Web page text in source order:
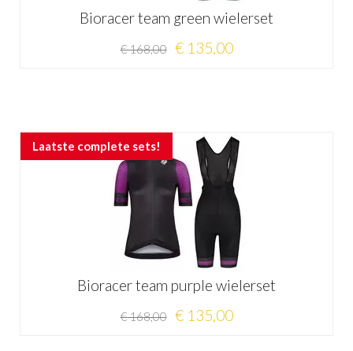
Bioracer team green wielerset
€ 168,00 € 135,00
Laatste complete sets!
Bioracer team purple wielerset
€ 168,00 € 135,00